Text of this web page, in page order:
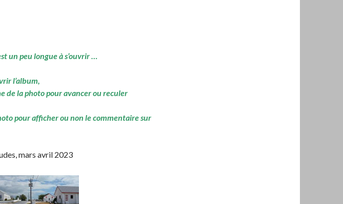
un peu longue à s’ouvrir …
l’album,
de la photo pour avancer ou reculer
pour afficher ou non le commentaire sur
mars avril 2023